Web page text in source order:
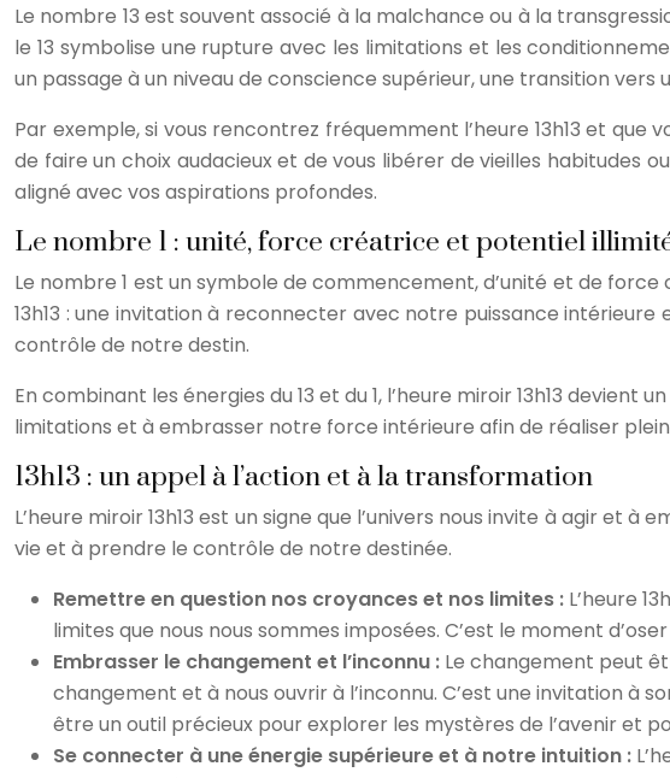
Le nombre 13 est souvent associé à la malchance ou à la
le 13 symbolise une rupture avec les limitations et les
un passage à un niveau de conscience supérieur, une transition vers
Par exemple, si vous rencontrez fréquemment l’heure 13h13 et
de faire un choix audacieux et de vous libérer de vieilles habitudes
aligné avec vos aspirations profondes.
Le nombre 1 : unité, force créatrice et potentiel
Le nombre 1 est un symbole de commencement, d’unité et de
13h13 : une invitation à reconnecter avec notre puissance
contrôle de notre destin.
En combinant les énergies du 13 et du 1, l’heure miroir 13h13
limitations et à embrasser notre force intérieure afin de réaliser
13h13 : un appel à l’action et à la transformation
L’heure miroir 13h13 est un signe que l’univers nous invite à agir et
vie et à prendre le contrôle de notre destinée.
Remettre en question nos croyances et nos limites : L’heure
limites que nous nous sommes imposées. C’est le moment
Embrasser le changement et l’inconnu : Le changement peut
changement et à nous ouvrir à l’inconnu. C’est une invitation à
être un outil précieux pour explorer les mystères de l’avenir et
Se connecter à une énergie supérieure et à notre intuition :